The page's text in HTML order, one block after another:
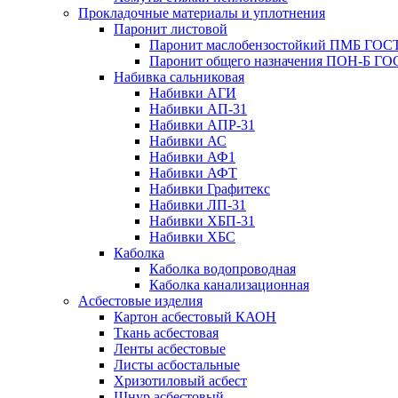
Прокладочные материалы и уплотнения
Паронит листовой
Паронит маслобензостойкий ПМБ
Паронит общего назначения ПОН-Б
Набивка сальниковая
Набивки АГИ
Набивки АП-31
Набивки АПР-31
Набивки АС
Набивки АФ1
Набивки АФТ
Набивки Графитекс
Набивки ЛП-31
Набивки ХБП-31
Набивки ХБС
Каболка
Каболка водопроводная
Каболка канализационная
Асбестовые изделия
Картон асбестовый КАОН
Ткань асбестовая
Ленты асбестовые
Листы асбостальные
Хризотиловый асбеcт